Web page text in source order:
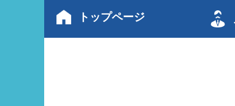
トップページ